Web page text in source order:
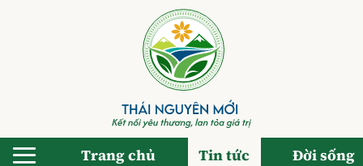
Trang chủ Tin tức Đời sống